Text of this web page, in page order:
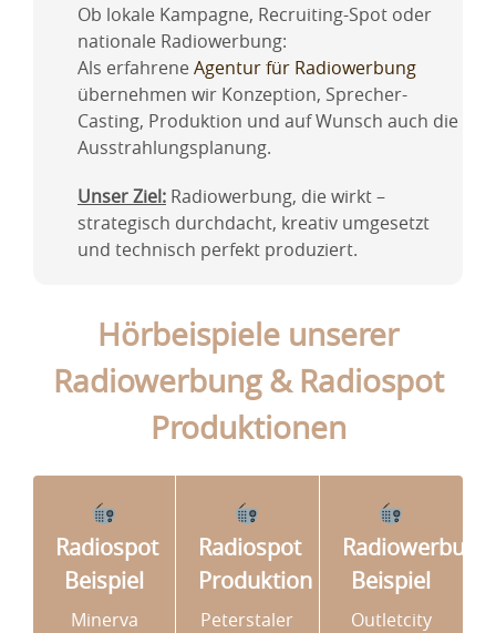
Ob lokale Kampagne, Recruiting-Spot oder
nationale Radiowerbung:
Als erfahrene Agentur für Radiowerbung
übernehmen wir Konzeption, Sprecher-
Casting, Produktion und auf Wunsch auch die
Ausstrahlungsplanung.
Unser Ziel:Radiowerbung, die wirkt –
strategisch durchdacht, kreativ umgesetzt
und technisch perfekt produziert.
Hörbeispiele unserer
Radiowerbung & Radiospot
Produktionen
Radiospot
Beispiel
Minerva
Radiospot
Produktion
Peterstaler
Radiowerbung
Beispiel
Outletcity